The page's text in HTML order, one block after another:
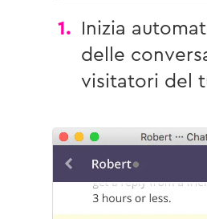
1.
Inizia
delle
visitatori del